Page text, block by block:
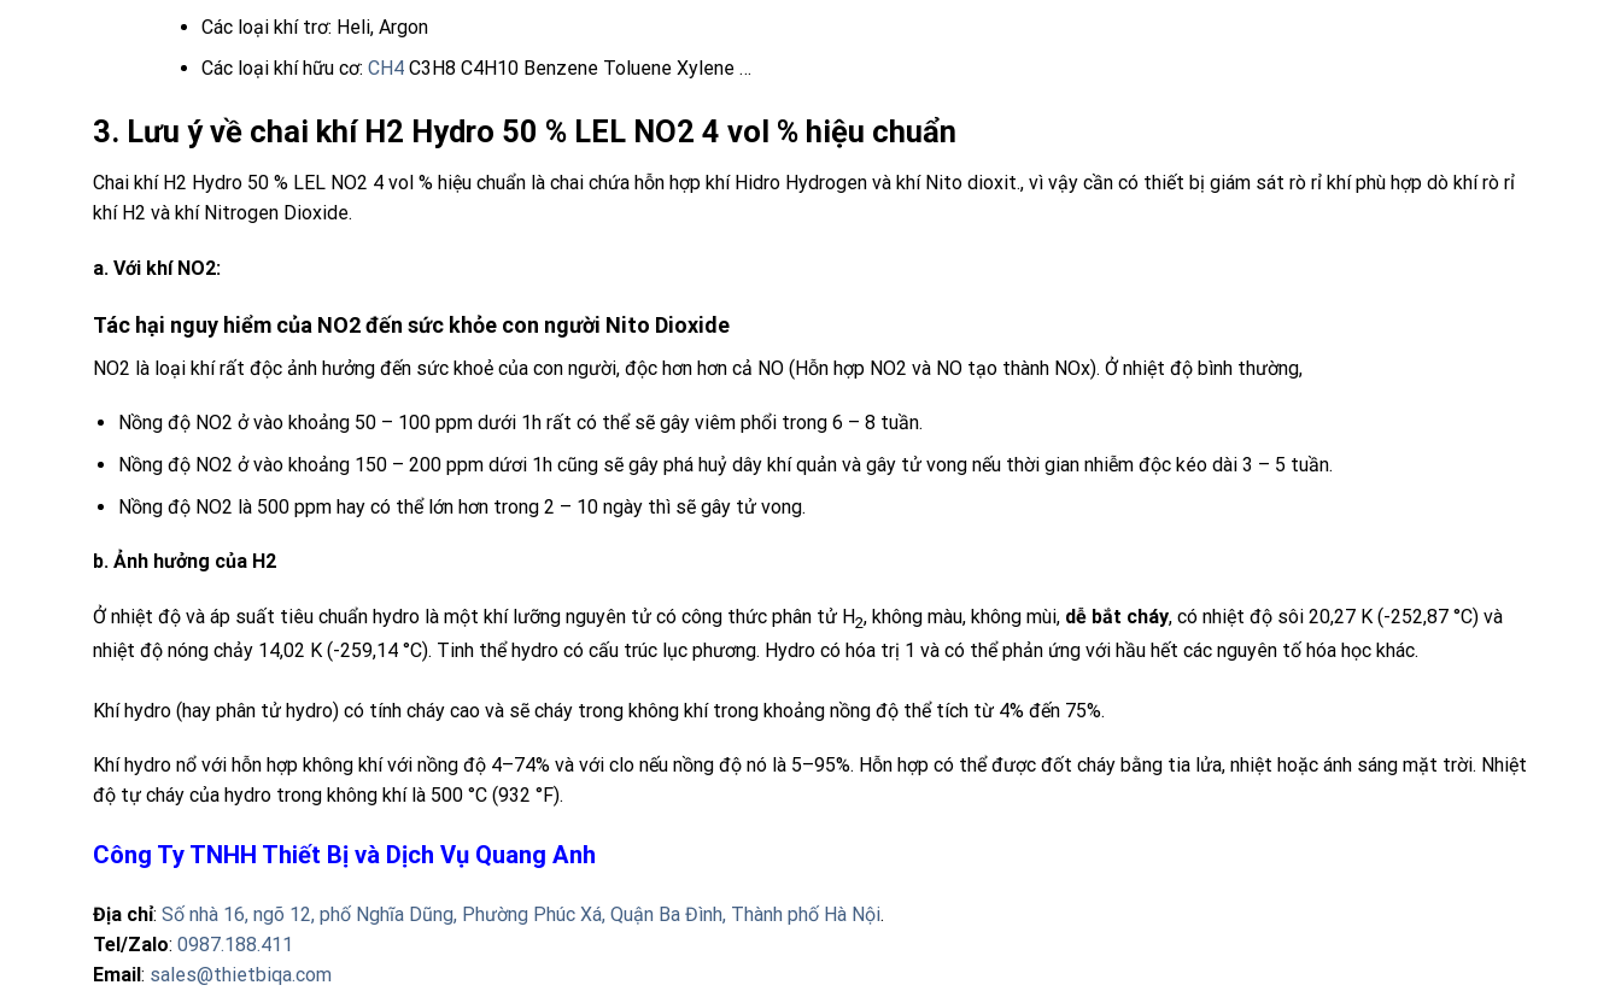
Các loại khí trơ: Heli, Argon
Các loại khí hữu cơ: CH4C3H8 C4H10 Benzene Toluene Xylene …
3. Lưu ý về chai khí H2 Hydro 50 % LEL NO2 4 vol % hiệu chuẩn
Chai khí H2 Hydro 50 % LEL NO2 4 vol % hiệu chuẩn là chai chứa hỗn hợp khí Hidro Hydrogen và khí Nito dioxit., vì vậy cần có thiết bị giám sát rò rỉ khíphù hợp dò khírò rỉ
khí H2 và khí Nitrogen Dioxide.
a. Với khí NO2:
Tác hại nguy hiểm của NO2đến sức khỏe con người Nito Dioxide
NO2 là loại khí rất độc ảnh hưởng đến sức khoẻ của con người, độc hơn hơn cả NO (Hỗn hợp NO2 và NO tạo thành NOx). Ở nhiệt độ bình thường,
Nồng độ NO2 ở vào khoảng 50 – 100 ppm dưới 1h rất có thể sẽ gây viêm phổi trong 6 – 8 tuần.
Nồng độ NO2 ở vào khoảng 150 – 200 ppm dứơi 1h cũng sẽ gây phá huỷ dây khí quản và gây tử vong nếu thời gian nhiễm độc kéo dài 3 – 5 tuần.
Nồng độ NO2 là 500 ppm hay có thể lớn hơn trong 2 – 10 ngày thì sẽ gây tử vong.
b. Ảnh hưởng của H2
Ở nhiệt độ và áp suất tiêu chuẩn hydro là một khí lưỡng nguyên tử có công thức phân tử H2, không màu, không mùi, dễ bắt cháy, có nhiệt độ sôi 20,27 K (-252,87 °C) và
nhiệt độ nóng chảy 14,02 K (-259,14 °C). Tinh thể hydro có cấu trúc lục phương. Hydro có hóa trị 1 và có thể phản ứng với hầu hết các nguyên tố hóa học khác.
Khíhydro (hay phân tử hydro) có tính cháy cao và sẽ cháy trong không khí trong khoảng nồng độ thể tích từ 4% đến 75%.
Khí hydro nổ với hỗn hợp không khí với nồng độ 4–74% và với clo nếu nồng độ nó là 5–95%. Hỗn hợp có thể được đốt cháy bằng tia lửa, nhiệt hoặc ánh sáng mặt trời. Nhiệt
độ tự cháy của hydro trong không khí là 500 °C (932 °F).
Công Ty TNHH Thiết Bị và Dịch Vụ Quang Anh
Địa chỉ: Số nhà 16, ngõ 12, phố Nghĩa Dũng, Phường Phúc Xá, Quận Ba Đình, Thành phố Hà Nội.
Tel/Zalo: 0987.188.411
Email: sales@thietbiqa.com